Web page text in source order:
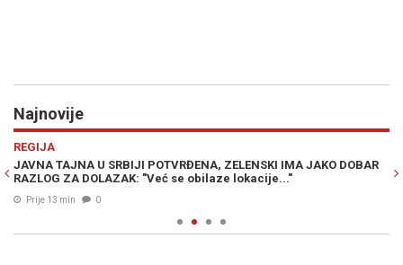
Najnovije
REGIJA
JAVNA TAJNA U SRBIJI POTVRĐENA, ZELENSKI IMA JAKO DOBAR
RAZLOG ZA DOLAZAK: "Već se obilaze lokacije..."
Prije 13 min 0